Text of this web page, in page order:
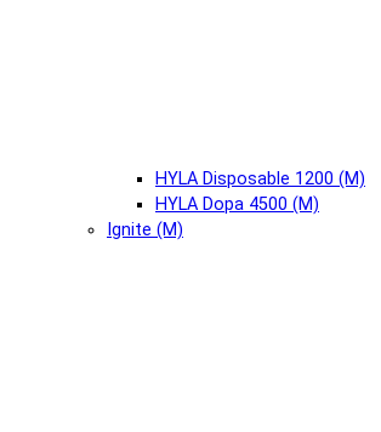
HYLA Disposable 1200 (М)
HYLA Dopa 4500 (М)
Ignite (М)